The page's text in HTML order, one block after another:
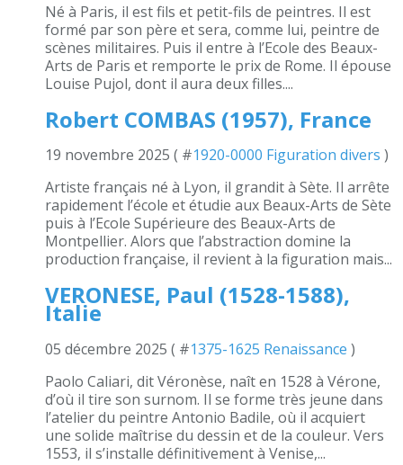
Né à Paris, il est fils et petit-fils de peintres. Il est
formé par son père et sera, comme lui, peintre de
scènes militaires. Puis il entre à l’Ecole des Beaux-
Arts de Paris et remporte le prix de Rome. Il épouse
Louise Pujol, dont il aura deux filles....
Robert COMBAS (1957), France
19 novembre 2025 ( #1920-0000 Figuration divers )
Artiste français né à Lyon, il grandit à Sète. Il arrête
rapidement l’école et étudie aux Beaux-Arts de Sète
puis à l’Ecole Supérieure des Beaux-Arts de
Montpellier. Alors que l’abstraction domine la
production française, il revient à la figuration mais...
VERONESE, Paul (1528-1588),
Italie
05 décembre 2025 ( #1375-1625 Renaissance )
Paolo Caliari, dit Véronèse, naît en 1528 à Vérone,
d’où il tire son surnom. Il se forme très jeune dans
l’atelier du peintre Antonio Badile, où il acquiert
une solide maîtrise du dessin et de la couleur. Vers
1553, il s’installe définitivement à Venise,...